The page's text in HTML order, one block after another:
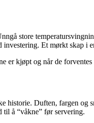
store
Et mørkt skap i
er kjøpt og når de
historie. Duften, fargen
til å “våkne” før servering.